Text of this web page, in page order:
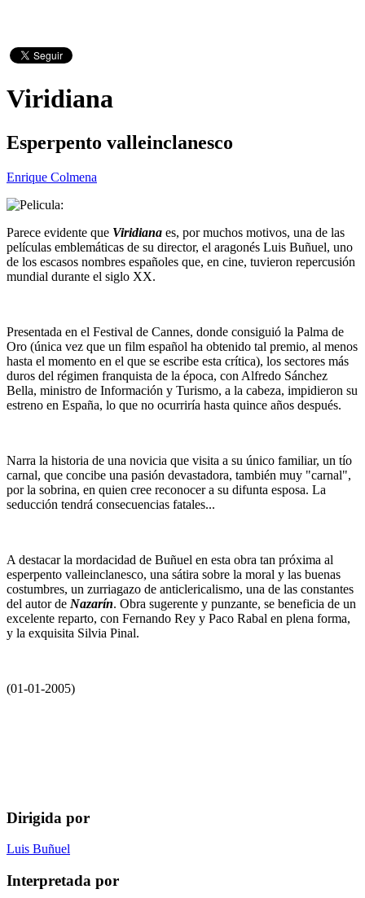
Viridiana
Esperpento valleinclanesco
Enrique Colmena
Parece evidente que Viridiana es, por muchos motivos, una de las
películas emblemáticas de su director, el aragonés Luis Buñuel, uno
de los escasos nombres españoles que, en cine, tuvieron repercusión
mundial durante el siglo XX.
Presentada en el Festival de Cannes, donde consiguió la Palma de
Oro (única vez que un film español ha obtenido tal premio, al menos
hasta el momento en el que se escribe esta crítica), los sectores más
duros del régimen franquista de la época, con Alfredo Sánchez
Bella, ministro de Información y Turismo, a la cabeza, impidieron su
estreno en España, lo que no ocurriría hasta quince años después.
Narra la historia de una novicia que visita a su único familiar, un tío
carnal, que concibe una pasión devastadora, también muy "carnal",
por la sobrina, en quien cree reconocer a su difunta esposa. La
seducción tendrá consecuencias fatales...
A destacar la mordacidad de Buñuel en esta obra tan próxima al
esperpento valleinclanesco, una sátira sobre la moral y las buenas
costumbres, un zurriagazo de anticlericalismo, una de las constantes
del autor de Nazarín. Obra sugerente y punzante, se beneficia de un
excelente reparto, con Fernando Rey y Paco Rabal en plena forma,
y la exquisita Silvia Pinal.
(01-01-2005)
Dirigida por
Luis Buñuel
Interpretada por